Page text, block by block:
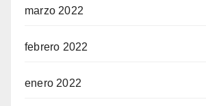
marzo 2022
febrero 2022
enero 2022